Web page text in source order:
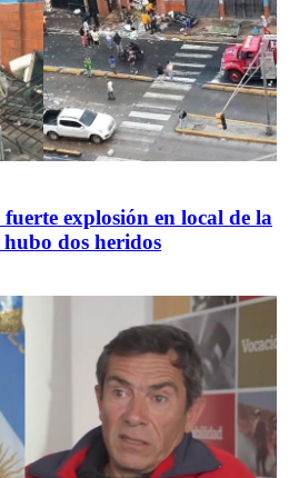
explosión en local de la
dos heridos